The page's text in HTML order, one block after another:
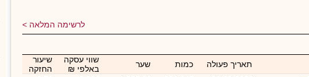
לרשימה המלאה
תאריך פעולה כמות שער
שווי עסקה
באלפי ₪
שיעור
החזקה